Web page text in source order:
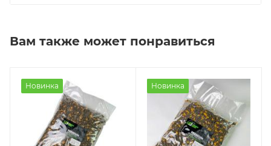
Вам также может понравиться
Новинка Новинка